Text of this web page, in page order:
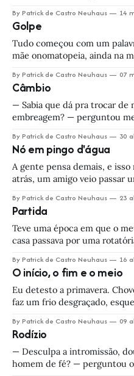
não voltou pra contar. E olha que desde tempos muito
antigos — tempos em que
By Patrick de Castro Neuhaus 14
Golpe
Tudo começou com um palavrão. Filho de pai
mãe onomatopeia, ainda na
enfermeiras não conseguiam
passavam pela incubadora e
— Coitadinho — lamentou
By Patrick de Castro Neuhaus 07
Câmbio
— Sabia que dá pra trocar de
embreagem? — perguntou
1.6, pegando uma estrada de
By Patrick de Castro Neuhaus 30
Nó em pingo d'água
A gente pensa demais, e isso não
atrás, um amigo veio passar
forma um V no céu — ele
reparou que um dos lados é
By Patrick de Castro Neuhaus 23
Partida
Teve uma época em que o
casa passava por uma rotatória
na entrada do posto tinha
indicam o preço dos combustíveis. Depois
passando
By Patrick de Castro Neuhaus 16
O início, o fim e o meio
Eu detesto a primavera. Chove. Aí venta. Aí aparece o sol. Aí
faz um frio desgraçado,
que estabilizou, alguém diz: — Olha, tá nevando! Nessa
desgraça de estação, quando
By Patrick de Castro Neuhaus 09
Rodízio
— Desculpa a intromissão,
homem de fé? — perguntou